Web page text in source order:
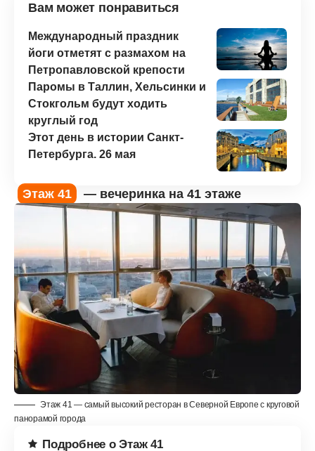
Вам может понравиться
Международный праздник
йоги отметят с размахом на
Петропавловской крепости
Паромы в Таллин, Хельсинки и
Стокгольм будут ходить
круглый год
Этот день в истории Санкт-
Петербурга. 26 мая
Этаж 41 — вечеринка на 41 этаже
Этаж 41 — самый высокий ресторан в Северной Европе с круговой
панорамой города
Подробнее о Этаж 41